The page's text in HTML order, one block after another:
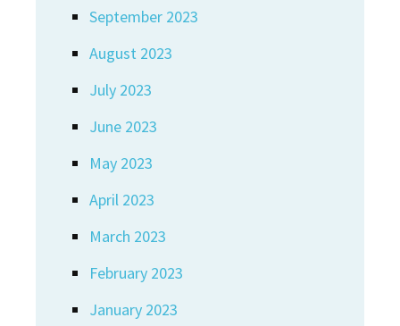
September 2023
August 2023
July 2023
June 2023
May 2023
April 2023
March 2023
February 2023
January 2023